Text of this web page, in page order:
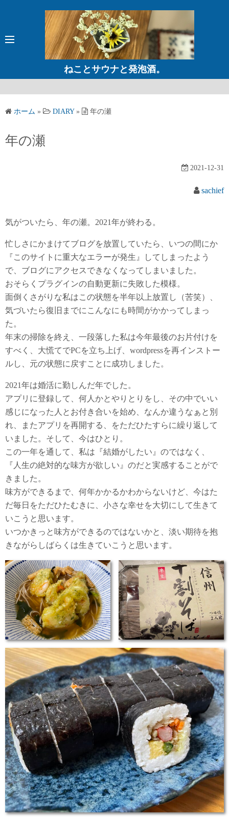
ン
ッ
ねことサウナと発泡酒。
ホーム » DIARY» 年の瀬
年の瀬
2021-12-31
sachief
気がついたら、年の瀬。2021年が終わる。
忙しさにかまけてブログを放置していたら、いつの間にか
『このサイトに重大なエラーが発生』してしまったよう
で、ブログにアクセスできなくなってしまいました。
おそらくプラグインの自動更新に失敗した模様。
面倒くさがりな私はこの状態を半年以上放置し（苦笑）、
気づいたら復旧までにこんなにも時間がかかってしまっ
た。
年末の掃除を終え、一段落した私は今年最後のお片付けを
すべく、大慌てでPCを立ち上げ、wordpressを再インストー
ルし、元の状態に戻すことに成功しました。
2021年は婚活に勤しんだ年でした。
アプリに登録して、何人かとやりとりをし、その中でいい
感じになった人とお付き合いを始め、なんか違うなぁと別
れ、またアプリを再開する、をただひたすらに繰り返して
いました。そして、今はひとり。
この一年を通して、私は 『結婚がしたい』のではなく、
『人生の絶対的な味方が欲しい 』のだと実感することがで
きました。
味方ができるまで、何年かかるかわからないけど、今はた
だ毎日をただひたむきに、小さな幸せを大切にして生きて
いこうと思います。
いつかきっと味方ができるのではないかと、淡い期待を抱
きながらしばらくは生きていこうと思います。